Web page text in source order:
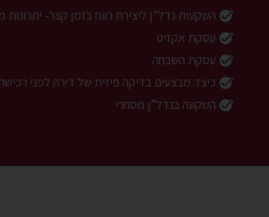
השקעות נדל”ן ליצירת רווח בזמן קצר- יתרונות
עסקת אקזיט
עסקת השבחה
כיצד מבצעים בדיקה פיזית של דירה לפני רכישה
השקעה בנדל”ן מסחרי